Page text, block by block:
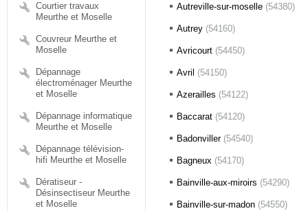
Courtier travaux
Meurthe et Moselle
Couvreur Meurthe et
Moselle
Dépannage
électroménager Meurthe
et Moselle
Dépannage informatique
Meurthe et Moselle
Dépannage télévision-
hifi Meurthe et Moselle
Dératiseur -
Désinsectiseur Meurthe
et Moselle
Autreville-sur-moselle (54380)
Autrey (54160)
Avricourt (54450)
Avril (54150)
Azerailles (54122)
Baccarat (54120)
Badonviller (54540)
Bagneux (54170)
Bainville-aux-miroirs (54290)
Bainville-sur-madon (54550)